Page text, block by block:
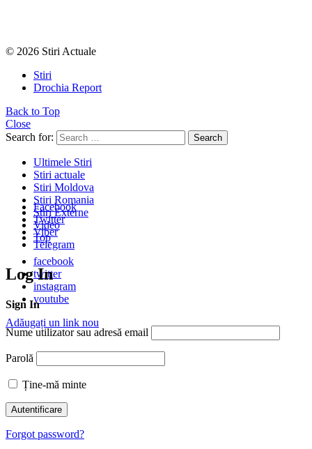
© 2026 Stiri Actuale
Stiri
Drochia Report
Back to Top
Close
Search for:
Search
Ultimele Stiri
Stiri actuale
Stiri Moldova
Stiri Romania
Stiri Externe
Video
Top
facebook
twitter
instagram
youtube
Adăugați un link nou
Facebook
Twitter
Viber
Telegram
Log In
Sign In
Nume utilizator sau adresă email
Parolă
Ține-mă minte
Forgot password?